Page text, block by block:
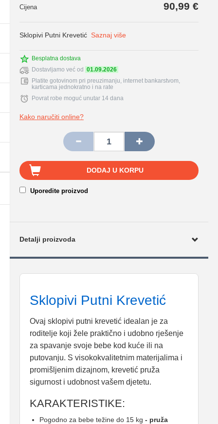
Cijena 90,99 €
Sklopivi Putni Krevetić Saznaj više
Besplatna dostava
Dostavljamo već od 01.09.2026
Platite gotovinom pri preuzimanju, internet bankarstvom,
karticama jednokratno i na rate
Povrat robe moguć unutar 14 dana
Kako naručiti online?
DODAJ U KORPU
Uporedite proizvod
Detalji proizvoda
Sklopivi Putni Krevetić
Ovaj sklopivi putni krevetić idealan je za
roditelje koji žele praktično i udobno rješenje
za spavanje svoje bebe kod kuće ili na
putovanju. S visokokvalitetnim materijalima i
promišljenim dizajnom, krevetić pruža
sigurnost i udobnost vašem djetetu.
KARAKTERISTIKE:
Pogodno za bebe težine do 15 kg - pruža